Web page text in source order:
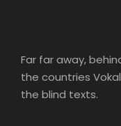
Far far away,
the countries
the blind texts.